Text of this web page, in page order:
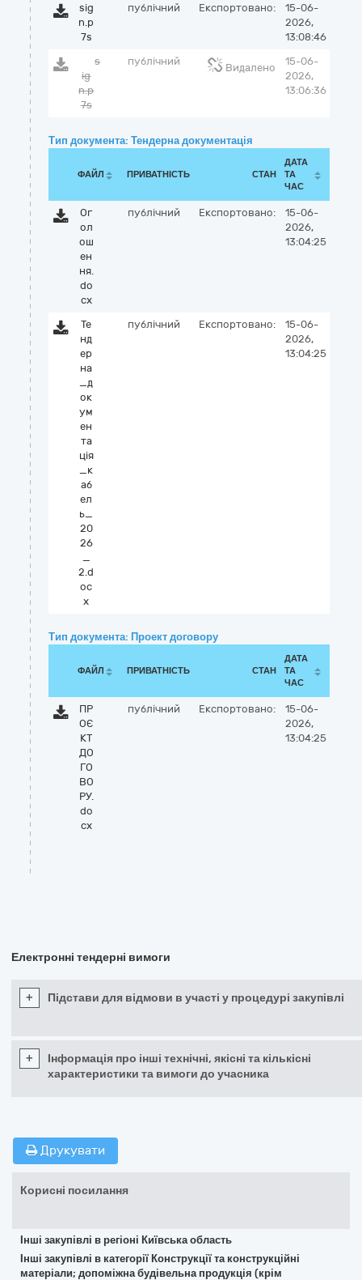
sig
n.p
7s
публічний Експортовано:
15-06-
2026,
13:08:46
s
ig
n.p
7s
публічний
Видалено
15-06-
2026,
13:06:36
Тип документа: Тендерна документація
ФАЙЛ ПРИВАТНІСТЬ СТАН
ДАТА
ТА
ЧАС
Ог
ол
ош
ен
ня.
do
cx
публічний Експортовано:
15-06-
2026,
13:04:25
Те
нд
ер
на
_д
ок
ум
ен
та
ція
_к
аб
ел
ь_
20
26
_
2.d
oc
x
публічний Експортовано:
15-06-
2026,
13:04:25
Тип документа: Проект договору
ФАЙЛ ПРИВАТНІСТЬ СТАН
ДАТА
ТА
ЧАС
ПР
ОЄ
КТ
ДО
ГО
ВО
РУ.
do
cx
публічний Експортовано:
15-06-
2026,
13:04:25
Електронні тендерні вимоги
+ Підстави для відмови в участі у процедурі закупівлі
+
Інформація про інші технічні, якісні та кількісні
характеристики та вимоги до учасника
Друкувати
Корисні посилання
Інші закупівлі в регіоні Київська область
Інші закупівлі в категорії Конструкції та конструкційні
матеріали; допоміжна будівельна продукція (крім